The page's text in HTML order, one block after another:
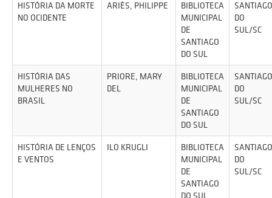
HISTÓRIA DA MORTE
NO OCIDENTE
ARIÈS, PHILIPPE
BIBLIOTECA
MUNICIPAL
DE
SANTIAGO
DO SUL
SANTIAGO
DO
SUL/SC
HISTÓRIA DAS
MULHERES NO
BRASIL
PRIORE, MARY
DEL
BIBLIOTECA
MUNICIPAL
DE
SANTIAGO
DO SUL
SANTIAGO
DO
SUL/SC
HISTÓRIA DE LENÇOS
E VENTOS
ILO KRUGLI
BIBLIOTECA
MUNICIPAL
DE
SANTIAGO
DO SUL
SANTIAGO
DO
SUL/SC